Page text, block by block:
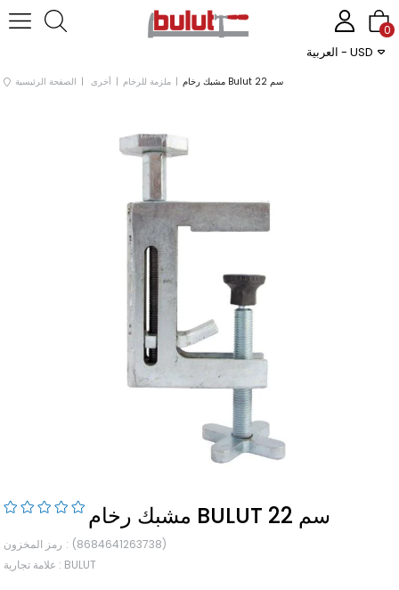
العربية - USD
0
الصفحة الرئيسية أخرى ملزمة للرخام مشبك رخام Bulut 22 سم
مشبك رخام BULUT 22 سم
رمز المخزون
(8684641263738)
علامة تجارية : BULUT